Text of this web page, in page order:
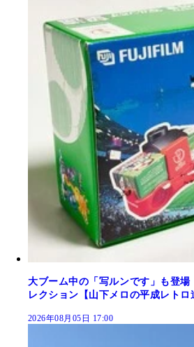
大ブーム中の「写ルンです」も登
レクション【山下メロの平成レトロ
2026年08月05日 17:00